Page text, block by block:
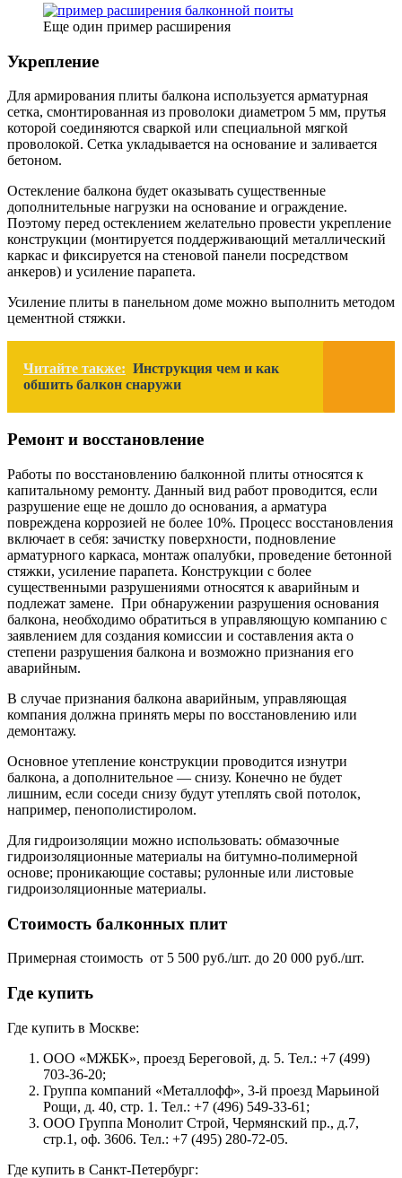
Еще один пример расширения
Укрепление
Для армирования плиты балкона используется арматурная
сетка, смонтированная из проволоки диаметром 5 мм, прутья
которой соединяются сваркой или специальной мягкой
проволокой. Сетка укладывается на основание и заливается
бетоном.
Остекление балкона будет оказывать существенные
дополнительные нагрузки на основание и ограждение.
Поэтому перед остеклением желательно провести укрепление
конструкции (монтируется поддерживающий металлический
каркас и фиксируется на стеновой панели посредством
анкеров) и усиление парапета.
Усиление плиты в панельном доме можно выполнить методом
цементной стяжки.
Читайте также: Инструкция чем и как
обшить балкон снаружи
Ремонт и восстановление
Работы по восстановлению балконной плиты относятся к
капитальному ремонту. Данный вид работ проводится, если
разрушение еще не дошло до основания, а арматура
повреждена коррозией не более 10%. Процесс восстановления
включает в себя: зачистку поверхности, подновление
арматурного каркаса, монтаж опалубки, проведение бетонной
стяжки, усиление парапета. Конструкции с более
существенными разрушениями относятся к аварийным и
подлежат замене. При обнаружении разрушения основания
балкона, необходимо обратиться в управляющую компанию с
заявлением для создания комиссии и составления акта о
степени разрушения балкона и возможно признания его
аварийным.
В случае признания балкона аварийным, управляющая
компания должна принять меры по восстановлению или
демонтажу.
Основное утепление конструкции проводится изнутри
балкона, а дополнительное — снизу. Конечно не будет
лишним, если соседи снизу будут утеплять свой потолок,
например, пенополистиролом.
Для гидроизоляции можно использовать: обмазочные
гидроизоляционные материалы на битумно-полимерной
основе; проникающие составы; рулонные или листовые
гидроизоляционные материалы.
Стоимость балконных плит
Примерная стоимость от 5 500 руб./шт. до 20 000 руб./шт.
Где купить
Где купить в Москве:
ООО «МЖБК», проезд Береговой, д. 5. Тел.: +7 (499)
703-36-20;
Группа компаний «Металлофф», 3-й проезд Марьиной
Рощи, д. 40, стр. 1. Тел.: +7 (496) 549-33-61;
ООО Группа Монолит Строй, Чермянский пр., д.7,
стр.1, оф. 3606. Тел.: +7 (495) 280-72-05.
Где купить в Санкт-Петербург: